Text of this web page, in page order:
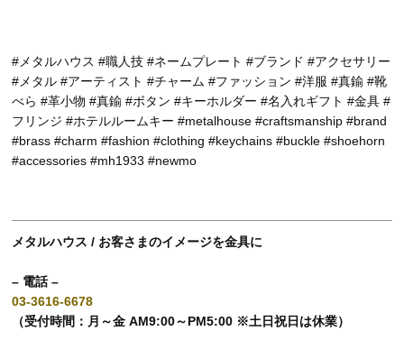
#メタルハウス #職人技 #ネームプレート #ブランド #アクセサリー
#メタル #アーティスト #チャーム #ファッション #洋服 #真鍮 #靴
べら #革小物 #真鍮 #ボタン #キーホルダー #名入れギフト #金具 #
フリンジ #ホテルルームキー #metalhouse #craftsmanship #brand
#brass #charm #fashion #clothing #keychains #buckle #shoehorn
#accessories #mh1933 #newmo
メタルハウス / お客さまのイメージを金具に
– 電話 –
03-3616-6678
（受付時間：月～金 AM9:00～PM5:00 ※土日祝日は休業）